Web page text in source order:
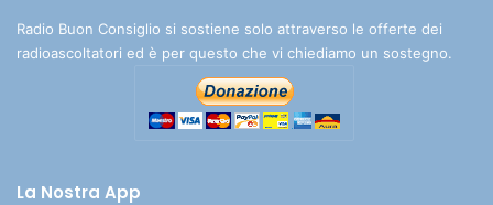
Radio Buon Consiglio si sostiene solo attraverso le offerte dei
radioascoltatori ed è per questo che vi chiediamo un sostegno.
La Nostra App